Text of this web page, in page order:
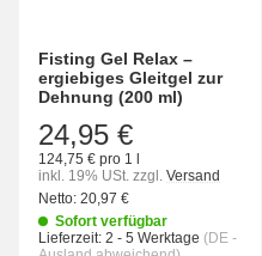
Fisting Gel Relax –
ergiebiges Gleitgel zur
Dehnung (200 ml)
24,95 €
124,75 € pro 1 l
inkl. 19% USt. zzgl. Versand
Netto: 20,97 €
Sofort verfügbar
Lieferzeit: 2 - 5 Werktage (DE -